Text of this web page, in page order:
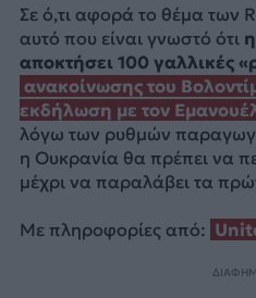
Σε ό,τι αφορά το θέμα των
αυτό που είναι γνωστό ότι
αποκτήσει 100 γαλλικές
ανακοίνωσης του
εκδήλωση με τον
λόγω των ρυθμών
η Ουκρανία θα πρέπει να
μέχρι να παραλάβει τα
Με πληροφορίες από: